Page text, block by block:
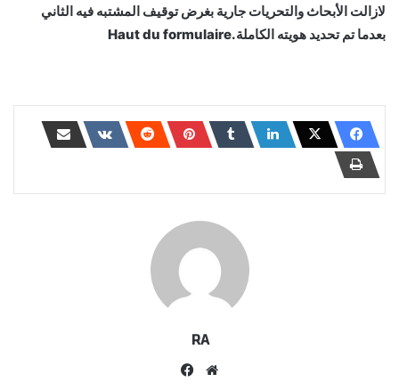
لازالت الأبحاث والتحريات جارية بغرض توقيف المشتبه فيه الثاني
بعدما تم تحديد هويته الكاملة.Haut du formulaire
RA
موقع